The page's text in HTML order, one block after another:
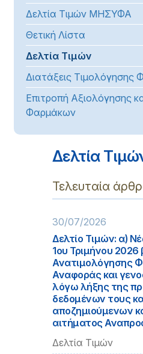
Δελτία Τιμών ΜΗΣΥΦΑ
Θετική Λίστα
Δελτία Τιμών
Διατάξεις Τιμολόγησης
Επιτροπή Αξιολόγησης
Φαρμάκων
Δελτία
Τελευταία
30/07/2026
Δελτίο Τιμών: α)
1ου Τριμήνου 2026
Ανατιμολόγησης
Αναφοράς και
λόγω λήξης της
δεδομένων τους
αποζημιούμενων
αιτήματος
Δελτία Τιμών